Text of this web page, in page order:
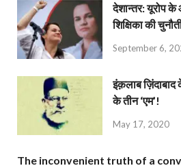
देशान्‍तर: यूरोप के
शिक्षिका की
September 6,
इंक़लाब
के तीन ‘एम’!
May 17, 2020
The inconvenient truth of a